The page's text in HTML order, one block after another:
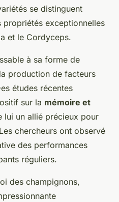
se distinguent
propriétés exceptionnelles
et le Cordyceps.
à sa forme de
production de facteurs
études récentes
sur la mémoire et
lui un allié précieux pour
chercheurs ont observé
des performances
réguliers.
des champignons,